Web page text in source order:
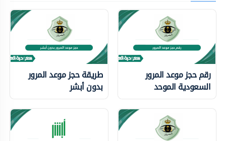
رقم حجز موعد المرور
السعودية الموحد
طريقة حجز موعد المرور
بدون أبشر